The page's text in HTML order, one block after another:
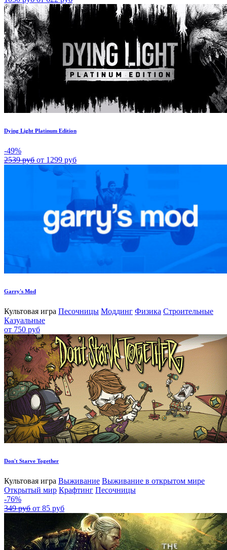
Dying Light Platinum Edition
-49%
2539 руб от 1299 руб
Garry's Mod
Культовая игра Песочницы Моддинг Физика Строительные
Казуальные
от 750 руб
Don't Starve Together
Культовая игра Выживание Выживание в открытом мире
Открытый мир Крафтинг Песочницы
-76%
349 руб от 85 руб